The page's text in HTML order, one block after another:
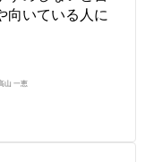
向いている人に
山 一恵